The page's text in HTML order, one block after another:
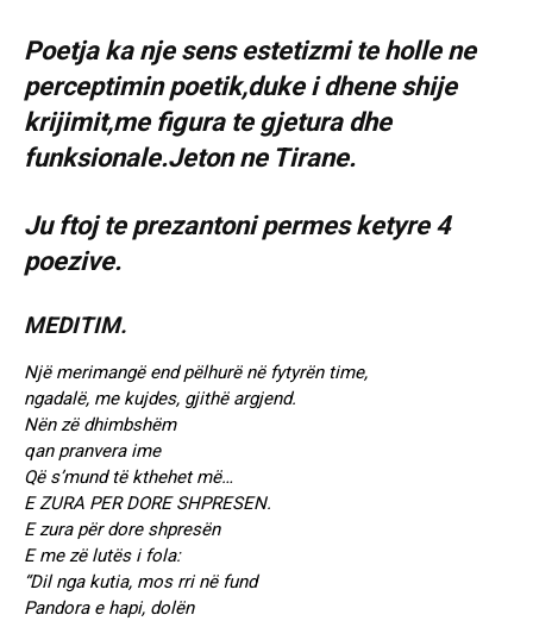
Poetja ka nje sens estetizmi te holle ne
perceptimin poetik,duke i dhene shije
krijimit,me figura te gjetura dhe
funksionale.Jeton ne Tirane.
Ju ftoj te prezantoni permes ketyre 4
poezive.
MEDITIM.
Një merimangë end pëlhurë në fytyrën time,
ngadalë, me kujdes, gjithë argjend.
Nën zë dhimbshëm
qan pranvera ime
Që s’mund të kthehet më…
E ZURA PER DORE SHPRESEN.
E zura për dore shpresën
E me zë lutës i fola:
“Dil nga kutia, mos rri në fund
Pandora e hapi, dolën